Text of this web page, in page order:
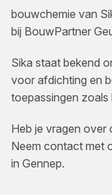
bouwchemie van
bij BouwPartner
Sika staat bekend
voor afdichting en
toepassingen zoals
Heb je vragen over
Neem contact met
in Gennep.